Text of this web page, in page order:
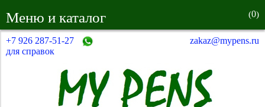
Меню и каталог (0)
+7 926 287-51-27
для справок
zakaz@mypens.ru